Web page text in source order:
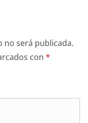
no será publicada.
con *